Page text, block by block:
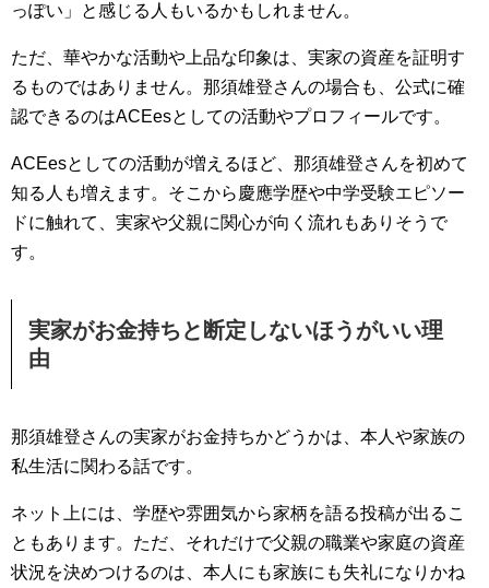
っぽい」と感じる人もいるかもしれません。
ただ、華やかな活動や上品な印象は、実家の資産を証明す
るものではありません。那須雄登さんの場合も、公式に確
認できるのはACEesとしての活動やプロフィールです。
ACEesとしての活動が増えるほど、那須雄登さんを初めて
知る人も増えます。そこから慶應学歴や中学受験エピソー
ドに触れて、実家や父親に関心が向く流れもありそうで
す。
実家がお金持ちと断定しないほうがいい理
由
那須雄登さんの実家がお金持ちかどうかは、本人や家族の
私生活に関わる話です。
ネット上には、学歴や雰囲気から家柄を語る投稿が出るこ
ともあります。ただ、それだけで父親の職業や家庭の資産
状況を決めつけるのは、本人にも家族にも失礼になりかね